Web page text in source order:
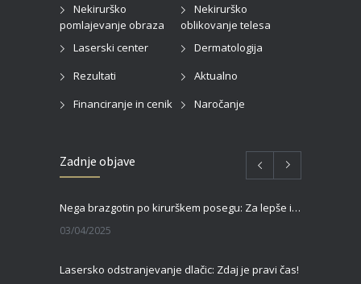
Nekirurško
pomlajevanje obraza
Nekirurško
oblikovanje telesa
Laserski center
Dermatologija
Rezultati
Aktualno
Financiranje in cenik
Naročanje
Zadnje objave
Nega brazgotin po kirurškem posegu: Za lepše in hitrejše celjenje
03/04/2025
Lasersko odstranjevanje dlačic: Zdaj je pravi čas!